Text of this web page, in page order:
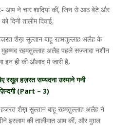
आप ने चार शादियां कीं, जिन से आठ बेटे और
दिनी तालीम दिवाई,
शैख़ सुल्तान बाहू रहमतुल्लाह अलैह के
रहमतुल्लाह अलैह पहले सज्जादा नशीन
ही की औलाद में जारी है,
रसूल हज़रत सय्यदना उस्माने गनी
(Part – 3)
हज़रत शैख़ सुल्तान बाहू रहमतुल्लाह अलैह ने
इस्लाम की तालीमात आम कीं, और मुग़ल